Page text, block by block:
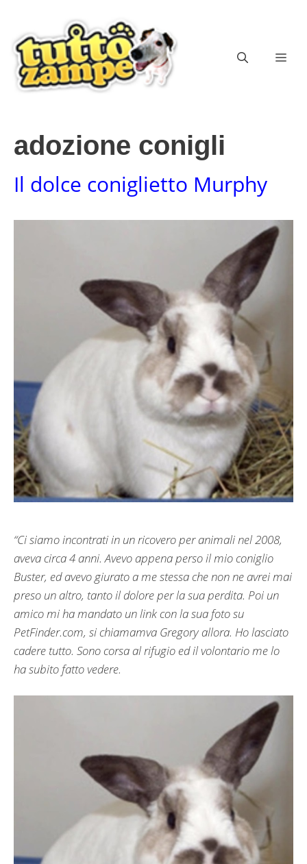
contenuto
adozione conigli
Il dolce coniglietto Murphy
“Ci siamo incontrati in un ricovero per animali nel 2008,
aveva circa 4 anni. Avevo appena perso il mio coniglio
Buster, ed avevo giurato a me stessa che non ne avrei mai
preso un altro, tanto il dolore per la sua perdita. Poi un
amico mi ha mandato un link con la sua foto su
PetFinder.com, si chiamamva Gregory allora. Ho lasciato
cadere tutto. Sono corsa al rifugio ed il volontario me lo
ha subito fatto vedere.